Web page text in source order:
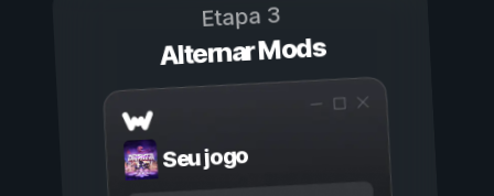
Etapa 3
Alternar Mods
Seu jogo